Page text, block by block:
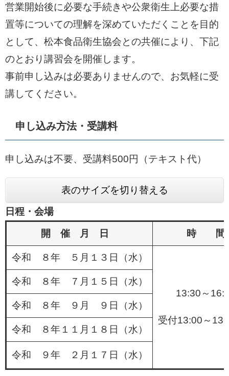
営業開始後に必要な手続きや公衆衛生上必要な措
置等についての理解を深めていただくことを目的
として、松本食品衛生協会との共催により、下記
のとおり講習会を開催します。
事前申し込みは必要ありませんので、お気軽に受
講してください。
申し込み方法・受講料
申し込みは不要、受講料500円（テキスト代）
表のサイズを切り替える
日程・会場
開 催 月 日 時 間
令和 ８年 ５月１３日（水）
13:30～
受付13:00～
令和 ８年 ７月１５日（水）
令和 ８年 ９月 ９日（水）
令和 ８年１１月１８日（水）
令和 ９年 ２月１７日（水）